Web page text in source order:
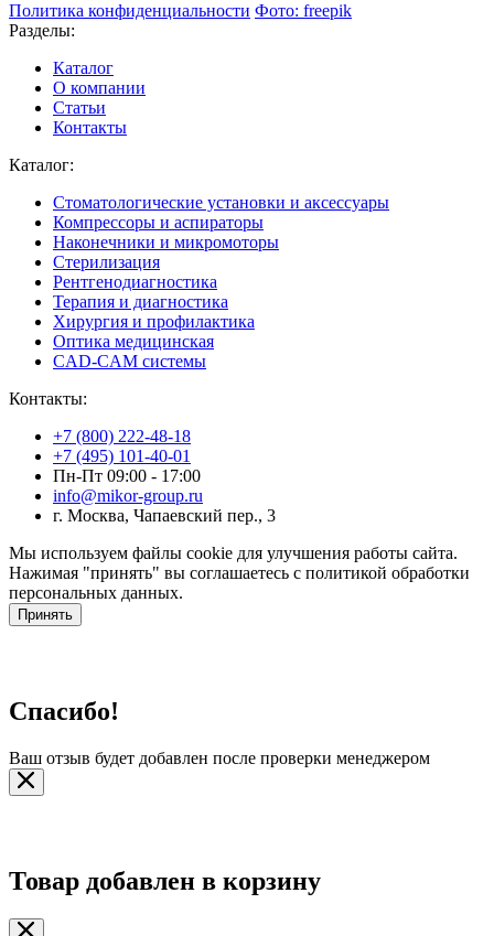
Политика конфиденциальности Фото: freepik
Разделы:
Каталог
О компании
Статьи
Контакты
Каталог:
Стоматологические установки и аксессуары
Компрессоры и аспираторы
Наконечники и микромоторы
Стерилизация
Рентгенодиагностика
Терапия и диагностика
Хирургия и профилактика
Оптика медицинская
CAD-CAM системы
Контакты:
+7 (800) 222-48-18
+7 (495) 101-40-01
Пн-Пт 09:00 - 17:00
info@mikor-group.ru
г. Москва, Чапаевский пер., 3
Мы используем файлы cookie для улучшения работы сайта.
Нажимая "принять" вы соглашаетесь с политикой обработки
персональных данных.
Принять
Спасибо!
Ваш отзыв будет добавлен после проверки менеджером
Товар добавлен в корзину